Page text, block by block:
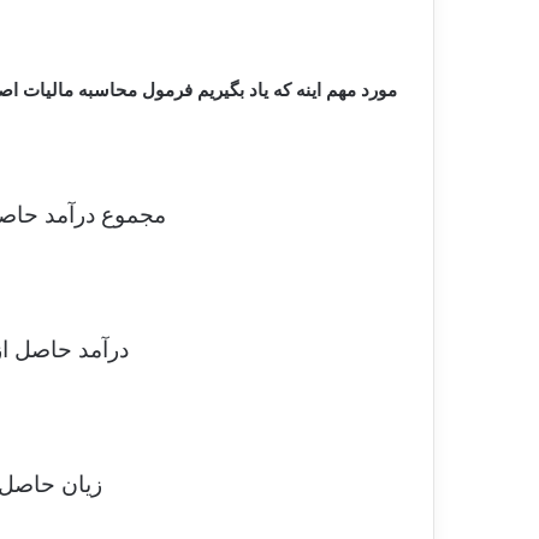
مورد مهم اینه که یاد بگیریم فرمول محاسبه مالیات
مجموع درآمد
درآمد حاصل
زیان